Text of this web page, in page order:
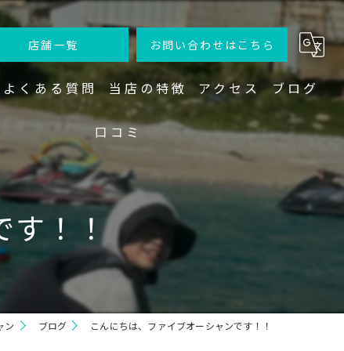
店舗一覧 お問い合わせはこちら
よくある質問 当店の特徴
クルーザー
バナナボート
サップ
シュノーケリング
アクセス
ファイブオーシャン 宮古島店
ブログ
口コミ
す！！
ン ブログ こんにちは、ファイブオーシャンです！！